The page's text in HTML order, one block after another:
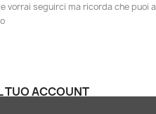
vorrai seguirci ma ricorda che puoi
TUO ACCOUNT